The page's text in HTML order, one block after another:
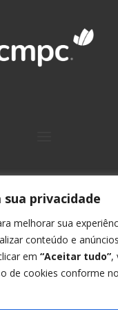
privacidade
melhorar sua
conteúdo e
em “Aceitar tudo”,
de cookies conforme
1680, Bairro Ermo –
470 –